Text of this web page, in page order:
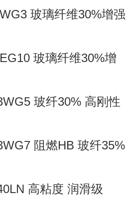
玻璃纤维30%增强
玻璃纤维30%增
玻纤30% 高刚性
阻燃HB 玻纤35%
高粘度 润滑级